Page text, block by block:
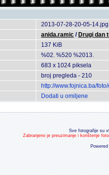
2013-07-28-20-05-14.jpg
anida.ramic / Drugi dan
137 KiB
%02. %520 %2013.
683 x 1024 piksela
broj pregleda - 210
http://www.fojnica.ba/
Dodati u omiljene
Sve fotografije su
Zabranjeno je preuzimanje i korištenje